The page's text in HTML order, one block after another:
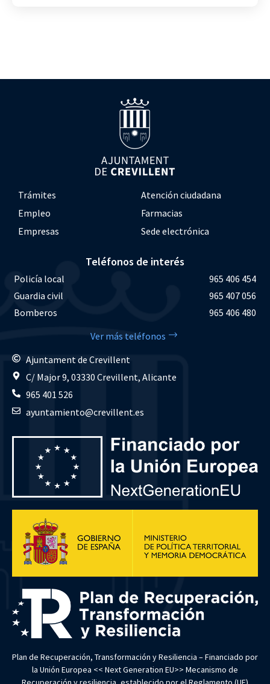
Trámites
Atención ciudadana
Empleo
Farmacias
Empresas
Sede electrónica
Teléfonos de interés
Policía local
965 406 454
Guardia civil
965 407 056
Bomberos
965 406 480
Ver más teléfonos
Ajuntament de Crevillent
C/ Major 9, 03330 Crevillent, Alicante
965 401 526
ayuntamiento@crevillent.es
Plan de Recuperación, Transformación y Resiliencia – Financiado por
la Unión Europea << Next Generation EU>> Mecanismo de